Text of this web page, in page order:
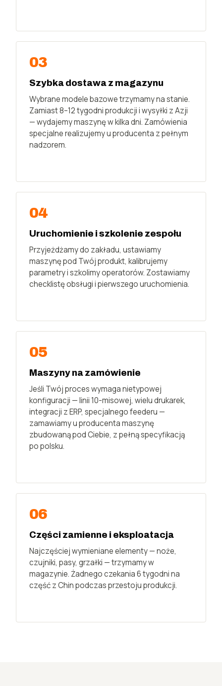
03
Szybka dostawa z magazynu
Wybrane modele bazowe trzymamy na stanie.
Zamiast 8–12 tygodni produkcji i wysyłki z Azji
— wydajemy maszynę w kilka dni. Zamówienia
specjalne realizujemy u producenta z pełnym
nadzorem.
04
Uruchomienie i szkolenie zespołu
Przyjeżdżamy do zakładu, ustawiamy
maszynę pod Twój produkt, kalibrujemy
parametry i szkolimy operatorów. Zostawiamy
checklistę obsługi i pierwszego uruchomienia.
05
Maszyny na zamówienie
Jeśli Twój proces wymaga nietypowej
konfiguracji — linii 10-misowej, wielu drukarek,
integracji z ERP, specjalnego feederu —
zamawiamy u producenta maszynę
zbudowaną pod Ciebie, z pełną specyfikacją
po polsku.
06
Części zamienne i eksploatacja
Najczęściej wymieniane elementy — noże,
czujniki, pasy, grzałki — trzymamy w
magazynie. Żadnego czekania 6 tygodni na
część z Chin podczas przestoju produkcji.